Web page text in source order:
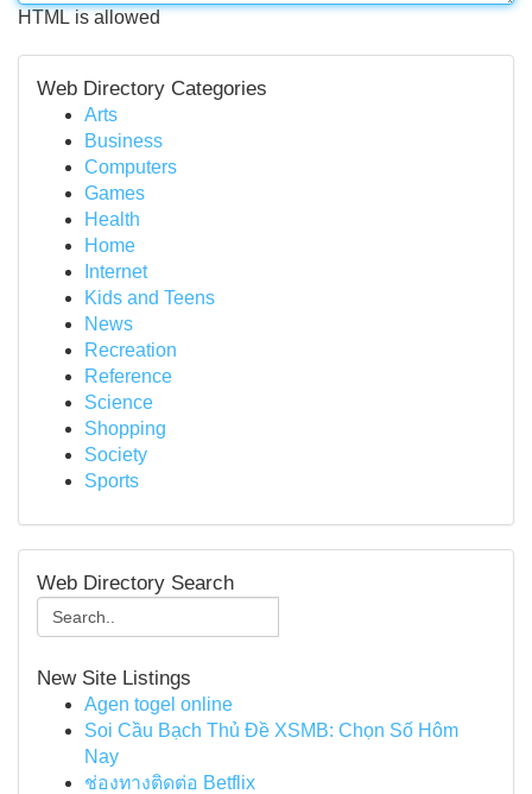
HTML is allowed
Web Directory Categories
Arts
Business
Computers
Games
Health
Home
Internet
Kids and Teens
News
Recreation
Reference
Science
Shopping
Society
Sports
Web Directory Search
New Site Listings
Agen togel online
Soi Cầu Bạch Thủ Đề XSMB: Chọn Số Hôm
Nay
ช่องทางติดต่อ Betflix